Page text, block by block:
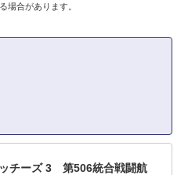
場合があります。
チーズ 3 第506統合戦闘航